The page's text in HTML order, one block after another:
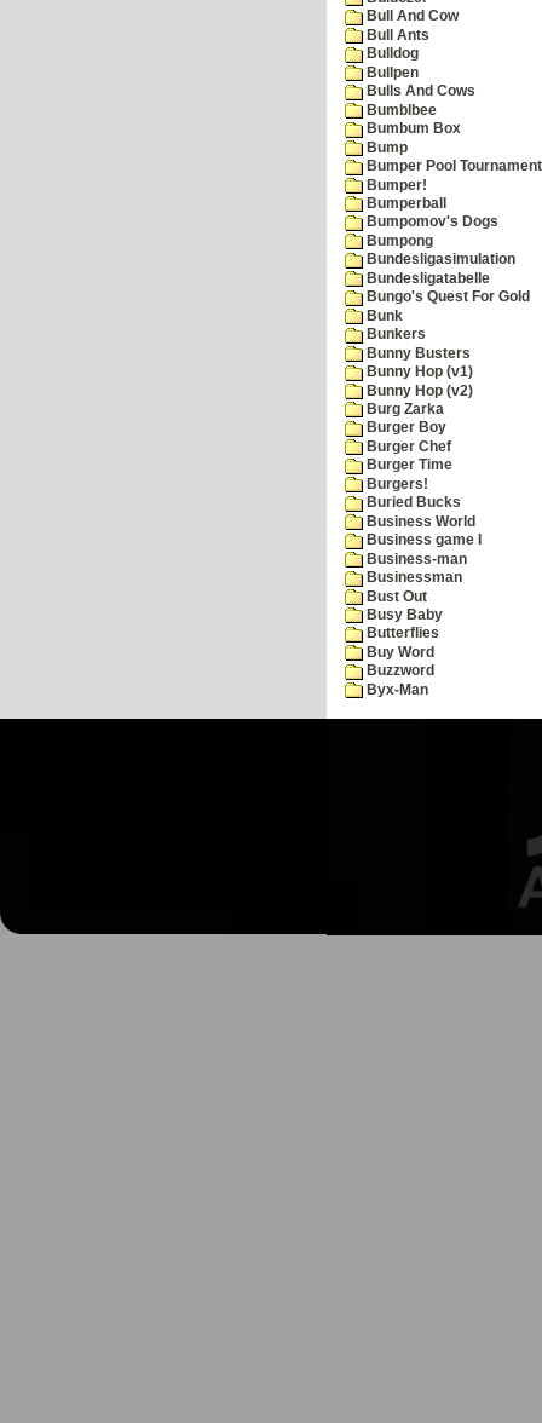
Bull And Cow
Bull Ants
Bulldog
Bullpen
Bulls And Cows
Bumblbee
Bumbum Box
Bump
Bumper Pool Tournament
Bumper!
Bumperball
Bumpomov's Dogs
Bumpong
Bundesligasimulation
Bundesligatabelle
Bungo's Quest For Gold
Bunk
Bunkers
Bunny Busters
Bunny Hop (v1)
Bunny Hop (v2)
Burg Zarka
Burger Boy
Burger Chef
Burger Time
Burgers!
Buried Bucks
Business World
Business game I
Business-man
Businessman
Bust Out
Busy Baby
Butterflies
Buy Word
Buzzword
Byx-Man